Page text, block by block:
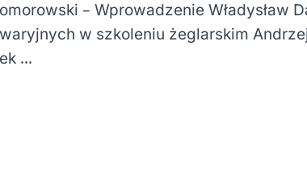
– Wprowadzenie Władysław
w szkoleniu żeglarskim
…